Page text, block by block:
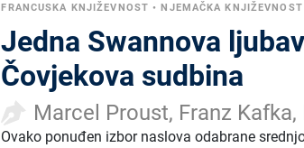
FRANCUSKA KNJIŽEVNOST •NJEMAČKA KNJIŽEVNOST
Jedna Swannova
Čovjekova sudbina
Marcel Proust, Franz
Ovako ponuđen izbor naslova odabrane